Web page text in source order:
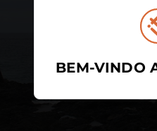
BEM-VINDO